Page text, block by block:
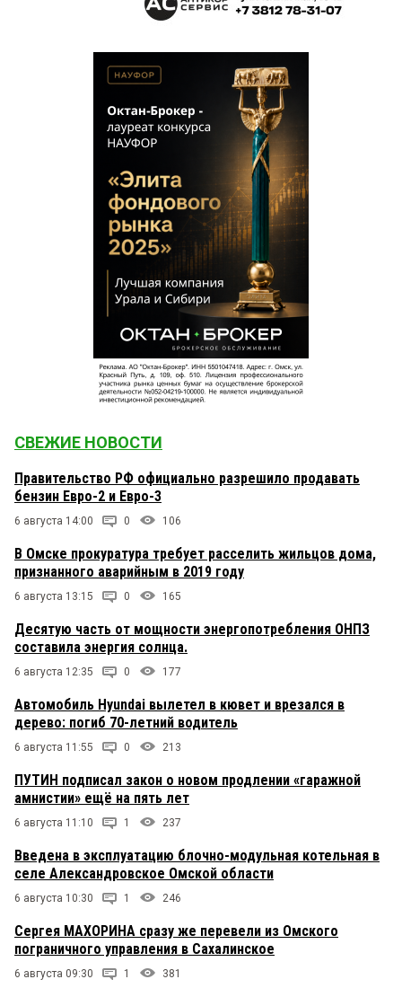
СВЕЖИЕ НОВОСТИ
Правительство РФ официально разрешило продавать
бензин Евро-2 и Евро-3
6 августа 14:00 0 106
В Омске прокуратура требует расселить жильцов дома,
признанного аварийным в 2019 году
6 августа 13:15 0 165
Десятую часть от мощности энергопотребления ОНПЗ
составила энергия солнца.
6 августа 12:35 0 177
Автомобиль Hyundai вылетел в кювет и врезался в
дерево: погиб 70-летний водитель
6 августа 11:55 0 213
ПУТИН подписал закон о новом продлении «гаражной
амнистии» ещё на пять лет
6 августа 11:10 1 237
Введена в эксплуатацию блочно-модульная котельная в
селе Александровское Омской области
6 августа 10:30 1 246
Сергея МАХОРИНА сразу же перевели из Омского
пограничного управления в Сахалинское
6 августа 09:30 1 381